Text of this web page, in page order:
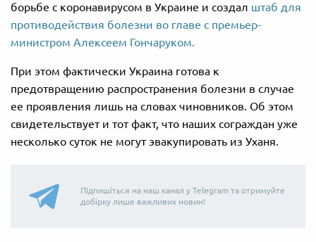
борьбе с коронавирусом в Украине и создал штаб для
противодействия болезни во главе с премьер-
министром Алексеем Гончаруком.
При этом фактически Украина готова к
предотвращению распространения болезни в случае
ее проявления лишь на словах чиновников. Об этом
свидетельствует и тот факт, что наших сограждан уже
несколько суток не могут эвакупировать из Уханя.
Підпишіться на наш канал у Telegram та отримуйте
добірку лише важливих новин!